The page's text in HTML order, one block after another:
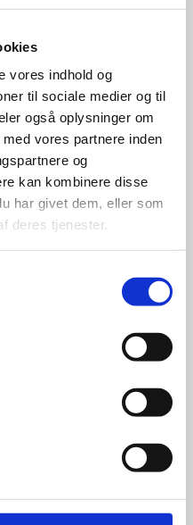
vores indhold og
til sociale medier og til
også oplysninger om
vores partnere inden
og
kan kombinere disse
har givet dem, eller som
deres tjenester.
og stor
samarbejder vi
og mest
inden for
eller et